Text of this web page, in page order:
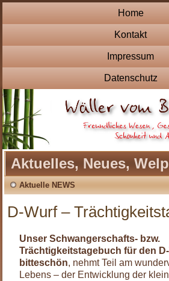
Home
Kontakt
Impressum
Datenschutz
Aktuelles, Neues,
Aktuelle NEWS
D-Wurf –
Unser Schwangerschafts- bzw.
Trächtigkeitstagebuch für den
bitteschön, nehmt Teil am
Lebens – der Entwicklung der